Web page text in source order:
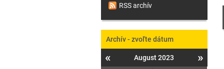
RSS archív
Archív - zvoľte dátum
« August 2023 »